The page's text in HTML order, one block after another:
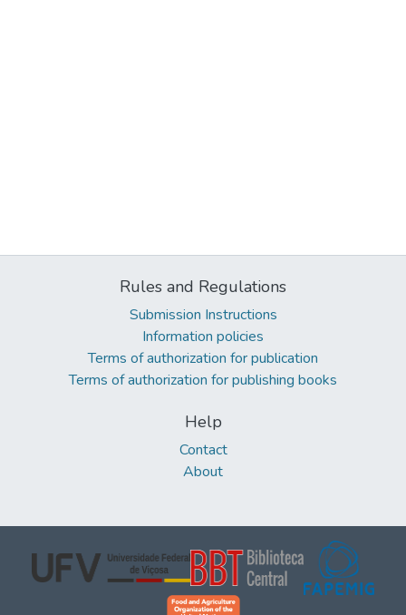
Rules and Regulations
Submission Instructions
Information policies
Terms of authorization for publication
Terms of authorization for publishing books
Help
Contact
About